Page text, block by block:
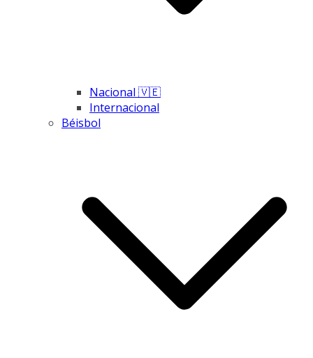
Nacional 🇻🇪
Internacional
Béisbol